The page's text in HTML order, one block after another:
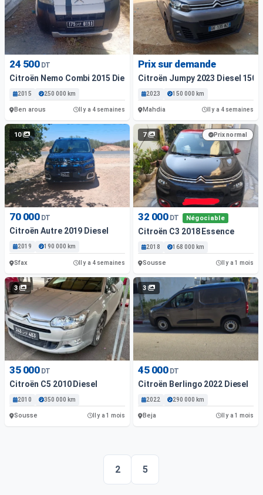
24 500 DT
Citroën Nemo Combi 2015 Diesel
2015 250 000 km
Ben arous Il y a 4 semaines
Prix sur demande
Citroën Jumpy 2023 Diesel 150
2023 150 000 km
Mahdia Il y a 4 semaines
10
70 000 DT
Citroën Autre 2019 Diesel
2019 190 000 km
Sfax Il y a 4 semaines
7 Prix normal
32 000 DT Négociable
Citroën C3 2018 Essence
2018 168 000 km
Sousse Il y a 1 mois
3
35 000 DT
Citroën C5 2010 Diesel
2010 350 000 km
Sousse Il y a 1 mois
3
45 000 DT
Citroën Berlingo 2022 Diesel
2022 290 000 km
Beja Il y a 1 mois
2 5